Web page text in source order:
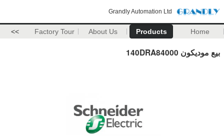
Grandly Automation Ltd
Home
Products
About Us
Factory Tour
>>
بيع موديكون 140DRA84000